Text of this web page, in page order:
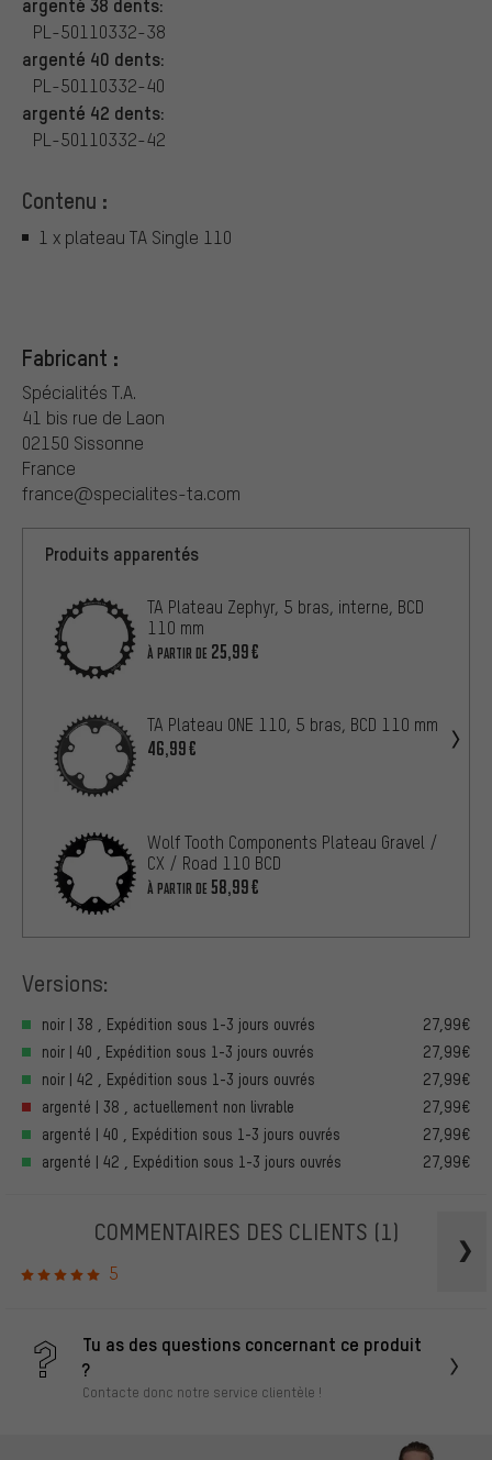
PL-50110332-38
argenté 40 dents:
PL-50110332-40
argenté 42 dents:
PL-50110332-42
Contenu :
1 x plateau TA Single 110
Fabricant :
Spécialités T.A.
41 bis rue de Laon
02150 Sissonne
France
france@specialites-ta.com
Produits apparentés
TA Plateau Zephyr, 5 bras, interne, BCD
110 mm
À PARTIR DE 25,99€
TA Plateau ONE 110, 5 bras, BCD 110 mm
46,99€
Wolf Tooth Components Plateau Gravel /
CX / Road 110 BCD
À PARTIR DE 58,99€
Versions:
noir | 38 , Expédition sous 1-3 jours ouvrés
27,99€
noir | 40 , Expédition sous 1-3 jours ouvrés
27,99€
noir | 42 , Expédition sous 1-3 jours ouvrés
27,99€
argenté | 38 , actuellement non livrable
27,99€
argenté | 40 , Expédition sous 1-3 jours ouvrés
27,99€
argenté | 42 , Expédition sous 1-3 jours ouvrés
27,99€
COMMENTAIRES DES CLIENTS (1)
5
Tu as des questions concernant ce produit
?
Contacte donc notre service clientèle !